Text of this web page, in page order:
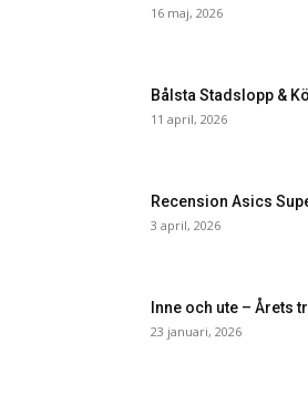
16 maj, 2026
Bålsta Stadslopp &
11 april, 2026
Recension Asics
3 april, 2026
Inne och ute – Årets
23 januari, 2026